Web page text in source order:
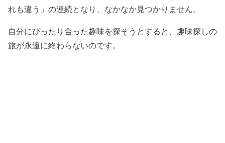
れも違う」の連続となり、なかなか見つかりません。
自分にぴったり合った趣味を探そうとすると、趣味探しの
旅が永遠に終わらないのです。